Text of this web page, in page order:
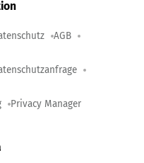
AGB
Privacy Manager